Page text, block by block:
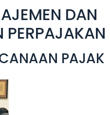
DAN
PERPAJAKAN
PAJAK